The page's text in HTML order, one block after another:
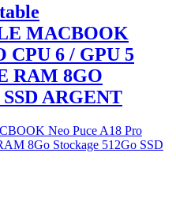
MACBOOK
CPU 6 / GPU 5
RAM 8GO
ARGENT